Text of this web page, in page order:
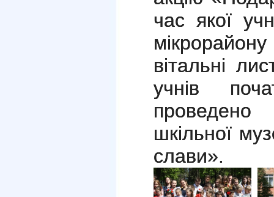
час якої
вітальні
учнів
проведено
шкільної
слави».